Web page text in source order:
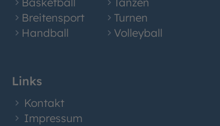
Breitensport
Handball
Turnen
Volleyball
Links
Kontakt
Impressum